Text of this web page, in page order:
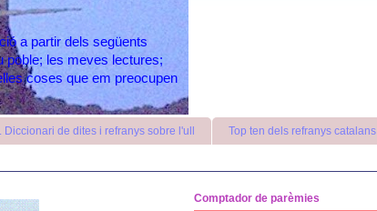
a partir dels següents
poble; les meves lectures;
coses que em preocupen
Diccionari de dites i refranys sobre l'ull Top ten dels refranys catalans
Comptador de parèmies